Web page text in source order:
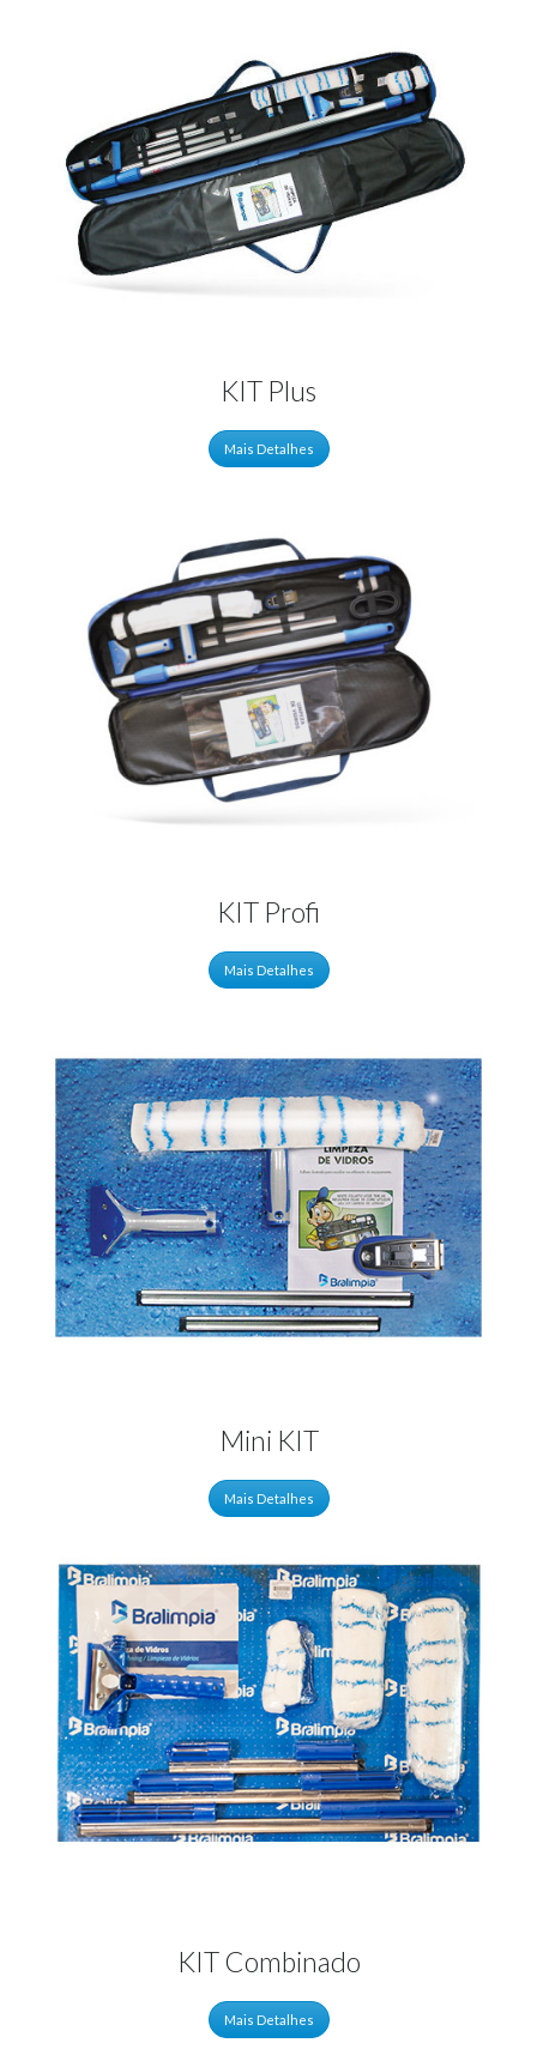
KIT Plus
Mais Detalhes
KIT Profi
Mais Detalhes
Mini KIT
Mais Detalhes
KIT Combinado
Mais Detalhes